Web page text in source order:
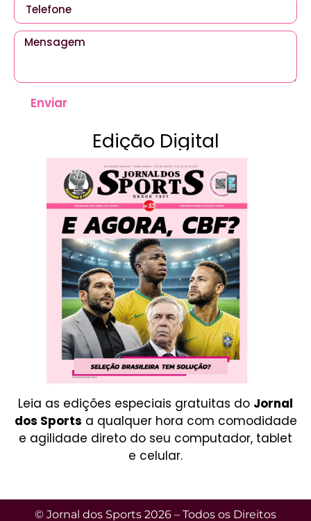
Enviar
Edição Digital
Leia as edições especiais gratuitas do Jornal
dos Sports a qualquer hora com comodidade
e agilidade direto do seu computador, tablet
e celular.
© Jornal dos Sports 2026 – Todos os Direitos